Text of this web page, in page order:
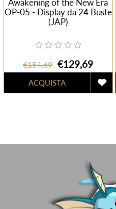
Awakening of the New Era
OP-05 - Display da 24 Buste
(JAP)
€154,69 €129,69